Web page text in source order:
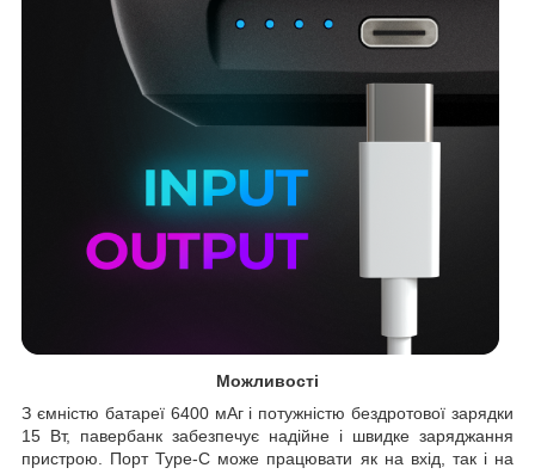
Можливості
З ємністю батареї 6400 мАг і потужністю бездротової зарядки
15 Вт, павербанк забезпечує надійне і швидке заряджання
пристрою. Порт Type-C може працювати як на вхід, так і на